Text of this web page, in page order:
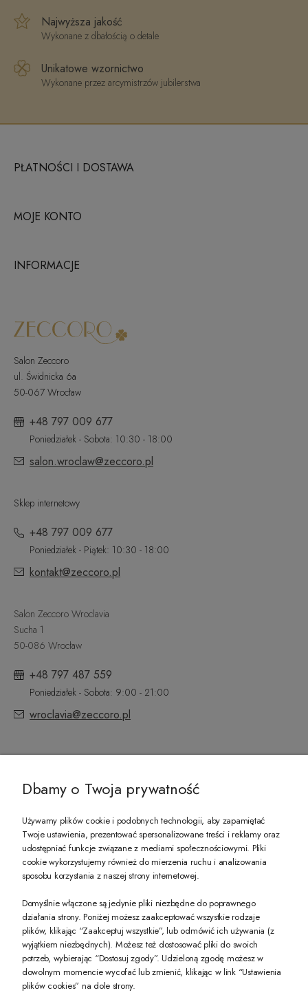
Najwyższa jakość
Wykonane z dbałością o detale
Unikatowe wzornictwo
Wykonane przez arcymistrzów jubilerstwa
PŁATNOŚCI I DOSTAWA
MOJE KONTO
INFORMACJE
Salon Zeccoro
ul. Świdnicka 6a
50-067 Wrocław
+48 797 009 677
Poniedziałek - Sobota: 10:30 - 18:00
salon.wroclaw@zeccoro.pl
Sklep internetowy
+48 797 009 677
Poniedziałek - Piątek: 10:30 - 18:00
kontakt@zeccoro.pl
Salon Zeccoro Wroclavia
Sucha 1
50-086 Wrocław
+48 797 487 559
Poniedziałek - Sobota: 9:00 - 21:00
wroclavia@zeccoro.pl
PREZENT DLA CIEBIE!
-10% na pierwsze zakupy na zeccoro.pl Gdy zapiszesz się do naszego
Twoje dane będą przetwarzane zgodnie z nasząpolityką prywatności
POKAŻ PEŁNĄ WERSJĘ STRONY
Dbamy o Twoja prywatność
Używamy plików cookie i podobnych technologii, aby zapamiętać
Twoje ustawienia, prezentować spersonalizowane treści i reklamy oraz
udostępniać funkcje związane z mediami społecznościowymi. Pliki
cookie wykorzystujemy również do mierzenia ruchu i analizowania
sposobu korzystania z naszej strony internetowej.
Domyślnie włączone są jedynie pliki niezbędne do poprawnego
działania strony. Poniżej możesz zaakceptować wszystkie rodzaje
plików, klikając “Zaakceptuj wszystkie”, lub odmówić ich używania (z
wyjątkiem niezbędnych). Możesz też dostosować pliki do swoich
potrzeb, wybierając “Dostosuj zgody”. Udzieloną zgodę możesz w
dowolnym momencie wycofać lub zmienić, klikając w link “Ustawienia
plików cookies” na dole strony.